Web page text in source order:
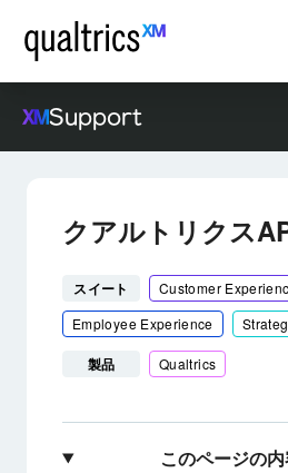
Support
クアルトリクス
スイート
Customer
Employee Experience
製品 Qualtrics
このページの